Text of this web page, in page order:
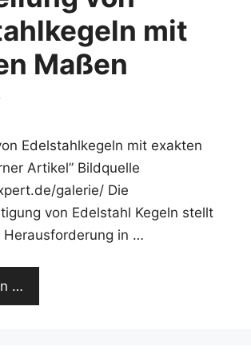
mit
Maßen
Edelstahlkegeln mit exakten
Artikel” Bildquelle
galerie/ Die
von Edelstahl Kegeln stellt
Herausforderung in …
…